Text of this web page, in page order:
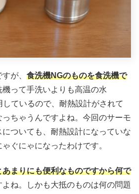
が、 食洗機NGのものを食洗機で
機って手洗いよりも高温の水
しているので、耐熱設計がされて
ちゃうんですよね。今回のサーモ
ついても、耐熱設計になっていな
ぐにゃになったわけです。
まりにも便利なものですから何で
よね。しかも大抵のものは何の問題